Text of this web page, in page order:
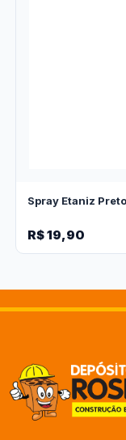
Spray Etaniz
R$ 19,90